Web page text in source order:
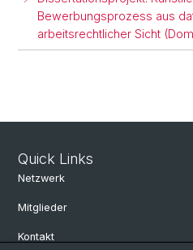
Bewerbungsprozess aus
arbeitsrechtlicher Sicht
Quick Links
Netzwerk
Mitglieder
Kontakt